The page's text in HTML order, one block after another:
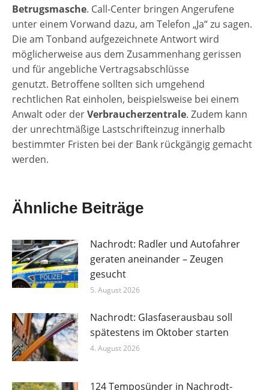
Betrugsmasche. Call-Center bringen Angerufene
unter einem Vorwand dazu, am Telefon „Ja“ zu sagen.
Die am Tonband aufgezeichnete Antwort wird
möglicherweise aus dem Zusammenhang gerissen
und für angebliche Vertragsabschlüsse
genutzt. Betroffene sollten sich umgehend
rechtlichen Rat einholen, beispielsweise bei einem
Anwalt oder derVerbraucherzentrale. Zudem kann
der unrechtmäßige Lastschrifteinzug innerhalb
bestimmter Fristen bei der Bank rückgängig gemacht
werden.
Ähnliche Beiträge
Nachrodt: Radler und Autofahrer
geraten aneinander – Zeugen
gesucht
5. August 2026
Nachrodt: Glasfaserausbau soll
spätestens im Oktober starten
4. August 2026
124 Temposünder in Nachrodt-